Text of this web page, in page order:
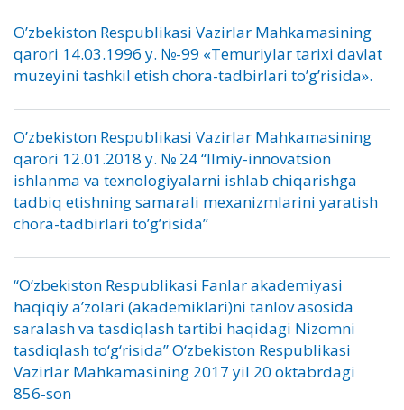
O’zbekiston Respublikasi Vazirlar Mahkamasining
qarori 14.03.1996 y. №-99 «Temuriylar tarixi davlat
muzeyini tashkil etish chora-tadbirlari to’g’risida».
O’zbekiston Respublikasi Vazirlar Mahkamasining
qarori 12.01.2018 y. № 24 “Ilmiy-innovatsion
ishlanma va texnologiyalarni ishlab chiqarishga
tadbiq etishning samarali mexanizmlarini yaratish
chora-tadbirlari to’g’risida”
“O‘zbekiston Respublikasi Fanlar akademiyasi
haqiqiy a’zolari (akademiklari)ni tanlov asosida
saralash va tasdiqlash tartibi haqidagi Nizomni
tasdiqlash to‘g‘risida” O‘zbekiston Respublikasi
Vazirlar Mahkamasining 2017 yil 20 oktabrdagi
856-son